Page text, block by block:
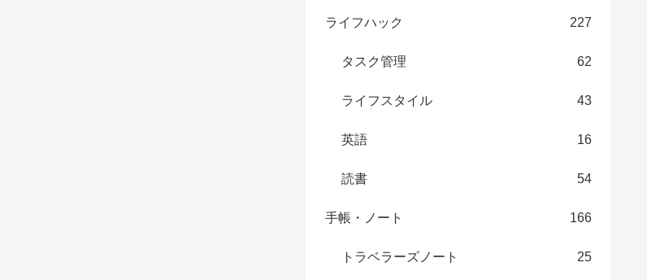
ライフハック 227
タスク管理 62
ライフスタイル 43
英語 16
読書 54
手帳・ノート 166
トラベラーズノート 25